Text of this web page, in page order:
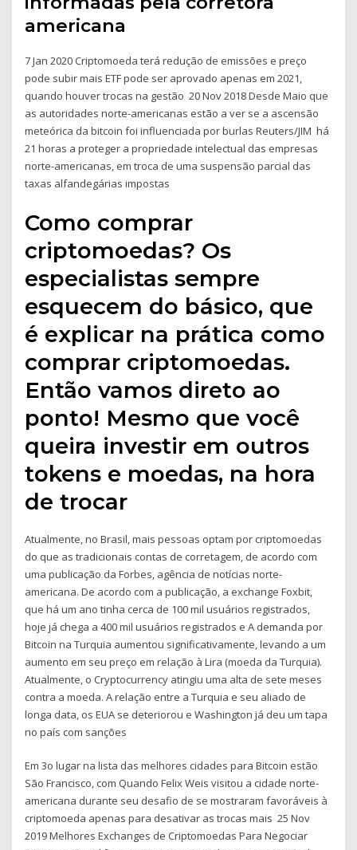
americana
7 Jan 2020 Criptomoeda terá redução de emissões e preço
pode subir mais ETF pode ser aprovado apenas em 2021,
quando houver trocas na gestão 20 Nov 2018 Desde Maio que
as autoridades norte-americanas estão a ver se a ascensão
meteórica da bitcoin foi influenciada por burlas Reuters/JIM há
21 horas a proteger a propriedade intelectual das empresas
norte-americanas, em troca de uma suspensão parcial das
taxas alfandegárias impostas
Como comprar
criptomoedas? Os
especialistas sempre
esquecem do básico, que
é explicar na prática como
comprar criptomoedas.
Então vamos direto ao
ponto! Mesmo que você
queira investir em outros
tokens e moedas, na hora
de trocar
Atualmente, no Brasil, mais pessoas optam por criptomoedas
do que as tradicionais contas de corretagem, de acordo com
uma publicação da Forbes, agência de notícias norte-
americana. De acordo com a publicação, a exchange Foxbit,
que há um ano tinha cerca de 100 mil usuários registrados,
hoje já chega a 400 mil usuários registrados e A demanda por
Bitcoin na Turquia aumentou significativamente, levando a um
aumento em seu preço em relação à Lira (moeda da Turquia).
Atualmente, o Cryptocurrency atingiu uma alta de sete meses
contra a moeda. A relação entre a Turquia e seu aliado de
longa data, os EUA se deteriorou e Washington já deu um tapa
no país com sanções
Em 3o lugar na lista das melhores cidades para Bitcoin estão
São Francisco, com Quando Felix Weis visitou a cidade norte-
americana durante seu desafio de se mostraram favoráveis à
criptomoeda apenas para desativar as trocas mais 25 Nov
2019 Melhores Exchanges de Criptomoedas Para Negociar